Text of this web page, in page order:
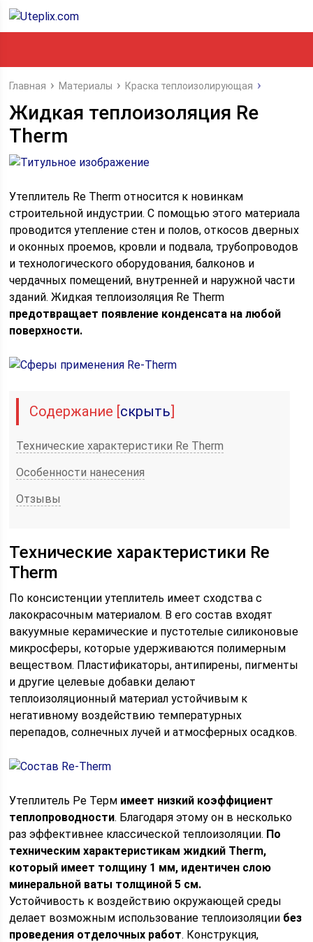
Главная Материалы Краска теплоизолирующая
Жидкая теплоизоляция Re
Therm
Утеплитель Re Therm относится к новинкам
строительной индустрии. С помощью этого материала
проводится утепление стен и полов, откосов дверных
и оконных проемов, кровли и подвала, трубопроводов
и технологического оборудования, балконов и
чердачных помещений, внутренней и наружной части
зданий. Жидкая теплоизоляция Re Therm
предотвращает появление конденсата на любой
поверхности.
Содержание [скрыть]
Технические характеристики Re Therm
Особенности нанесения
Отзывы
Технические характеристики Re
Therm
По консистенции утеплитель имеет сходства с
лакокрасочным материалом. В его состав входят
вакуумные керамические и пустотелые силиконовые
микросферы, которые удерживаются полимерным
веществом. Пластификаторы, антипирены, пигменты
и другие целевые добавки делают
теплоизоляционный материал устойчивым к
негативному воздействию температурных
перепадов, солнечных лучей и атмосферных осадков.
Утеплитель Ре Терм имеет низкий коэффициент
теплопроводности. Благодаря этому он в несколько
раз эффективнее классической теплоизоляции. По
техническим характеристикам жидкий Therm,
который имеет толщину 1 мм, идентичен слою
минеральной ваты толщиной 5 см.
Устойчивость к воздействию окружающей среды
делает возможным использование теплоизоляции без
проведения отделочных работ. Конструкция,